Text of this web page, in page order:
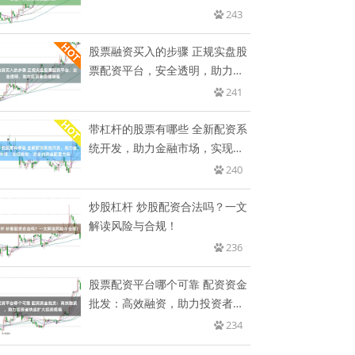
243
股票融资买入的步骤 正规实盘股
票配资平台，安全透明，助力投
241
带杠杆的股票有哪些 全新配资系
统开发，助力金融市场，实现高
240
炒股杠杆 炒股配资合法吗？一文
解读风险与合规！
236
股票配资平台哪个可靠 配资资金
批发：高效融资，助力投资者快
234